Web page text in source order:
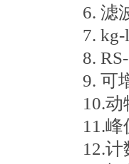
6. 滤
7.
8.
9. 可
10.
11.
12.